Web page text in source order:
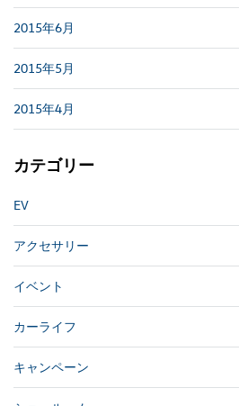
2015年6月
2015年5月
2015年4月
カテゴリー
EV
アクセサリー
イベント
カーライフ
キャンペーン